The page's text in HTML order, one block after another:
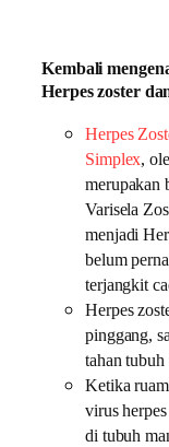
Kembali
Herpes zoster
Herpes
Simplex,
merupakan
Varisela
menjadi
belum
terjangkit
Herpes
pinggang,
tahan tubuh
Ketika
virus
di tubuh